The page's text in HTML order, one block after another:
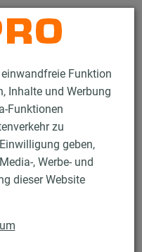
Funktion
Inhalte und Werbung
Funktionen
zu
geben,
, Werbe- und
dieser Website
Kontakt
Abschlusskappen